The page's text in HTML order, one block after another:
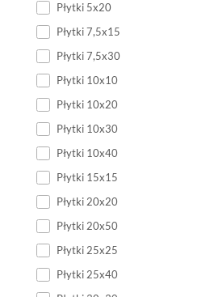
Płytki 5x20
Płytki 7,5x15
Płytki 7,5x30
Płytki 10x10
Płytki 10x20
Płytki 10x30
Płytki 10x40
Płytki 15x15
Płytki 20x20
Płytki 20x50
Płytki 25x25
Płytki 25x40